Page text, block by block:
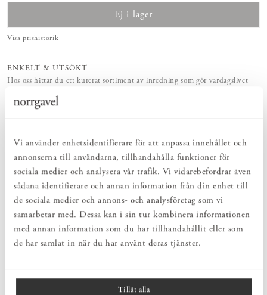
Vi använder enhetsidentifierare för att anpassa innehållet och
annonserna till användarna, tillhandahålla funktioner för
sociala medier och analysera vår trafik. Vi vidarebefordrar även
sådana identifierare och annan information från din enhet till
de sociala medier och annons- och analysföretag som vi
samarbetar med. Dessa kan i sin tur kombinera informationen
med annan information som du har tillhandahållit eller som
de har samlat in när du har använt deras tjänster.
Tillåt alla
Ej i lager
Visa prishistorik
ENKELT & UTSÖKT
Hos oss hittar du ett kurerat sortiment av inredning som gör vardagslivet
NATURLIGT & LÅNGSIKTIGT
HARMONISK HELHET
Inredningsdetaljer som kompletterar möblerna och skapar en harmonisk
PRODUKTBESKRIVNING
ett stilrent och samtidigt tidlöst modernt uttryck till rummet. "P" i
lampans namn står för plåt. Serien skulle lika gärna kunna döpas